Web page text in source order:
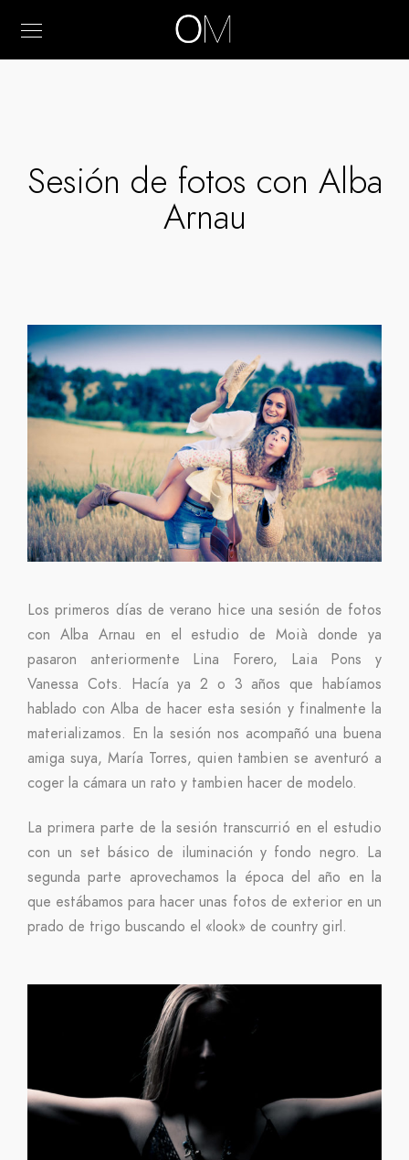
Sesión de fotos con Alba
Arnau
Los primeros días de verano hice una sesión de fotos
con Alba Arnau en el estudio de Moià donde ya
pasaron anteriormente Lina Forero, Laia Pons y
Vanessa Cots. Hacía ya 2 o 3 años que habíamos
hablado con Alba de hacer esta sesión y finalmente la
materializamos. En la sesión nos acompañó una buena
amiga suya, María Torres, quien tambien se aventuró a
coger la cámara un rato y tambien hacer de modelo.
La primera parte de la sesión transcurrió en el estudio
con un set básico de iluminación y fondo negro. La
segunda parte aprovechamos la época del año en la
que estábamos para hacer unas fotos de exterior en un
prado de trigo buscando el «look» de country girl.